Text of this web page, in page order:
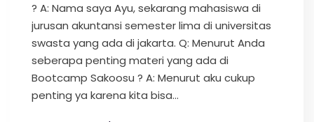
? A: Nama saya Ayu, sekarang mahasiswa di
jurusan akuntansi semester lima di universitas
swasta yang ada di jakarta. Q: Menurut Anda
seberapa penting materi yang ada di
Bootcamp Sakoosu ? A: Menurut aku cukup
penting ya karena kita bisa...